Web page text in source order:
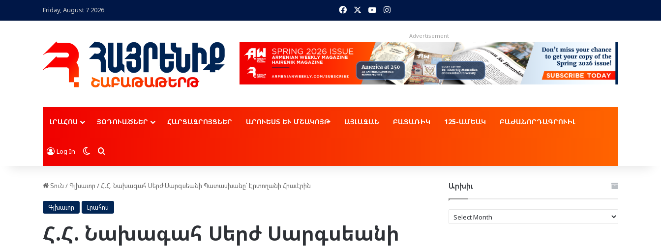
Friday, August 7 2026 FacebookYouTubeInstagram
Advertisement
ԼՐԱՀՈՍ ՅՕԴՈՒԱԾՆԵՐ ՀԱՐՑԱԶՐՈՅՑՆԵՐ ԱՐՈՒԵՍՏ ԵՒ ՄՇԱԿՈՅԹ ԱՅԼԱԶԱՆ ԲԱՑԱՌԻԿ 125-ԱՄԵԱԿ ԲԱԺԱՆՈՐԴԱԳՐՈՒԻԼ
Log In Switch skin
Որոնել
Տուն / Գլխաւոր / Հ.Հ. Նախագահ Սերժ Սարգսեանի Պատասխանը՝ Էրտողանի Հրաւէրին
Գլխաւոր Լրահոս
Հ.Հ. Նախագահ Սերժ Սարգսեանի
Արխիւ
Արխիւ